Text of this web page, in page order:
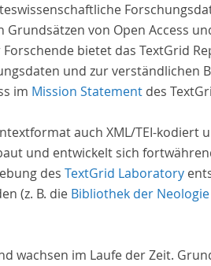
von Open Access
Forschende bietet das TextGrid
und zur
im Mission Statementdes
auch XML/TEI-
und entwickelt sich
des TextGrid Laboratory
(z. B. die Bibliothek der Neologie
wachsen im Laufe der Zeit.